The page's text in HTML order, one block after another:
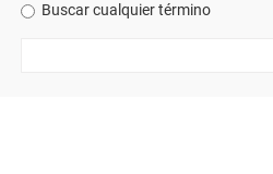
Buscar cualquier término